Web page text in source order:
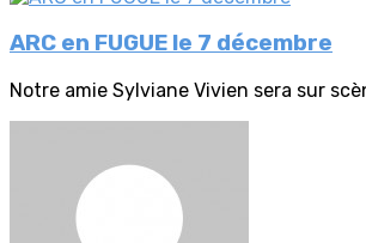
ARC en FUGUE le 7 décembre
Notre amie Sylviane Vivien sera sur